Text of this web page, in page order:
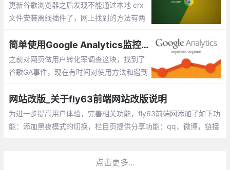
更新谷歌浏览器之后发现不能通过本地 crx
文件安装离线插件了，网上找到的方法有两
是这个方法我尝试之后失败了 ，第二个方法
就是用工具安装，具体如何太麻烦了就没有
用
简单使用Google Analytics监控网站浏览行为
之前对网页做用户转化率调查这块，找到了
谷歌GA事件，现在有时间对使用方法和遇到
比较清楚，可以查看官方文档。
网站改版_关于fly63前端网站改版说明
为进一步提高用户体验，完善相关功能，fly63前端网添加了如下功
能：添加黑夜模式的切换，栏目页提供分享功能：qq，微博，链接
点击更多...